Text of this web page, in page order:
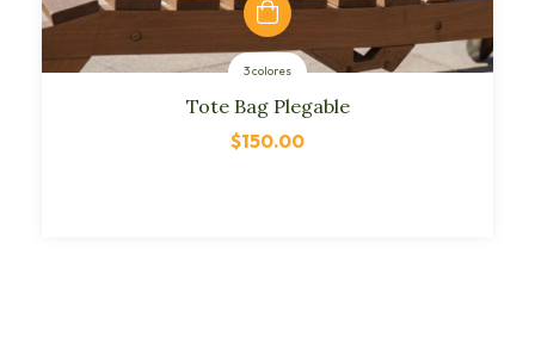
3 colores
Tote Bag Plegable
$150.00